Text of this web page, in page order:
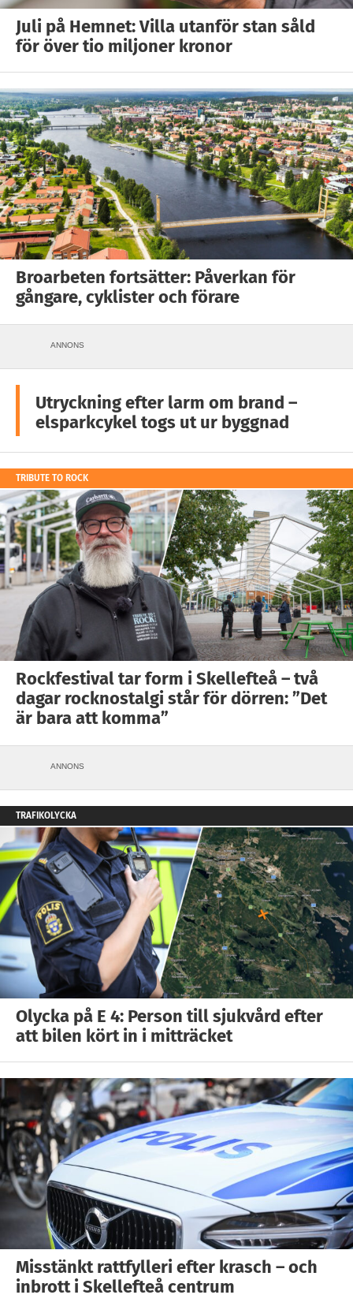
Juli på Hemnet: Villa utanför stan såld
för över tio miljoner kronor
Broarbeten fortsätter: Påverkan för
gångare, cyklister och förare
ANNONS
Utryckning efter larm om brand –
elsparkcykel togs ut ur byggnad
TRIBUTE TO ROCK
Rockfestival tar form i Skellefteå – två
dagar rocknostalgi står för dörren: ”Det
är bara att komma”
ANNONS
TRAFIKOLYCKA
Olycka på E 4: Person till sjukvård efter
att bilen kört in i mitträcket
Misstänkt rattfylleri efter krasch – och
inbrott i Skellefteå centrum